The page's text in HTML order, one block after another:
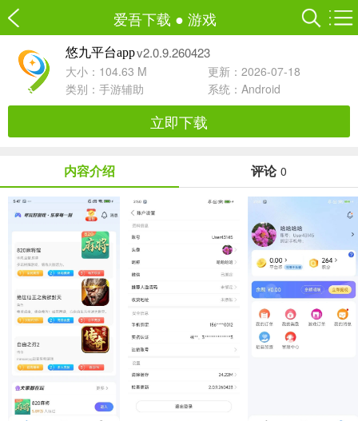
爱吾下载 ● 游戏
悠九平台appv2.0.9.260423
大小：104.63 M
更新：2026-07-18
类别： 手游辅助 系统：Android
立即下载
内容介绍 评论 0